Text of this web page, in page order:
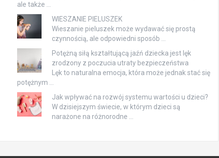
ale także …
WIESZANIE PIELUSZEK
Wieszanie pieluszek może wydawać się prostą
czynnością, ale odpowiedni sposób …
Potężną siłą kształtującą jaźń dziecka jest lęk
zrodzony z poczucia utraty bezpieczeństwa
Lęk to naturalna emocja, która może jednak stać się
potężnym …
Jak wpływać na rozwój systemu wartości u dzieci?
W dzisiejszym świecie, w którym dzieci są
narażone na różnorodne …